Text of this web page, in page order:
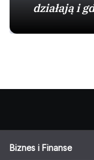
działają i
Biznes i Finanse